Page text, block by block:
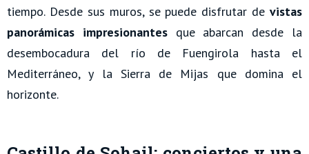
tiempo. Desde sus muros, se puede disfrutar de vistas
panorámicas impresionantesque abarcan desde la
desembocadura del río de Fuengirola hasta el
Mediterráneo, y la Sierra de Mijas que domina el
horizonte.